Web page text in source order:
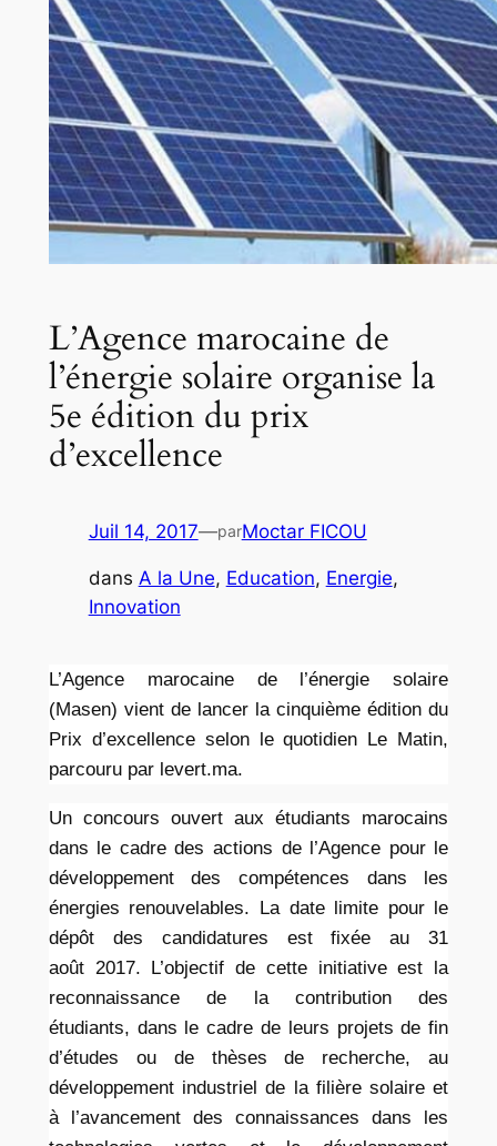
L’Agence marocaine de
l’énergie solaire organise la
5e édition du prix
d’excellence
Juil 14, 2017—parMoctar FICOU
dans A la Une, Education, Energie
Innovation
L’Agence marocaine de l’énergie solaire
(Masen) vient de lancer la cinquième édition du
Prix d’excellence selon le quotidien Le Matin,
parcouru par levert.ma.
Un concours ouvert aux étudiants marocains
dans le cadre des actions de l’Agence pour le
développement des compétences dans les
énergies renouvelables. La date limite pour le
dépôt des candidatures est fixée au 31
août 2017. L’objectif de cette initiative est la
reconnaissance de la contribution des
étudiants, dans le cadre de leurs projets de fin
d’études ou de thèses de recherche, au
développement industriel de la filière solaire et
à l’avancement des connaissances dans les